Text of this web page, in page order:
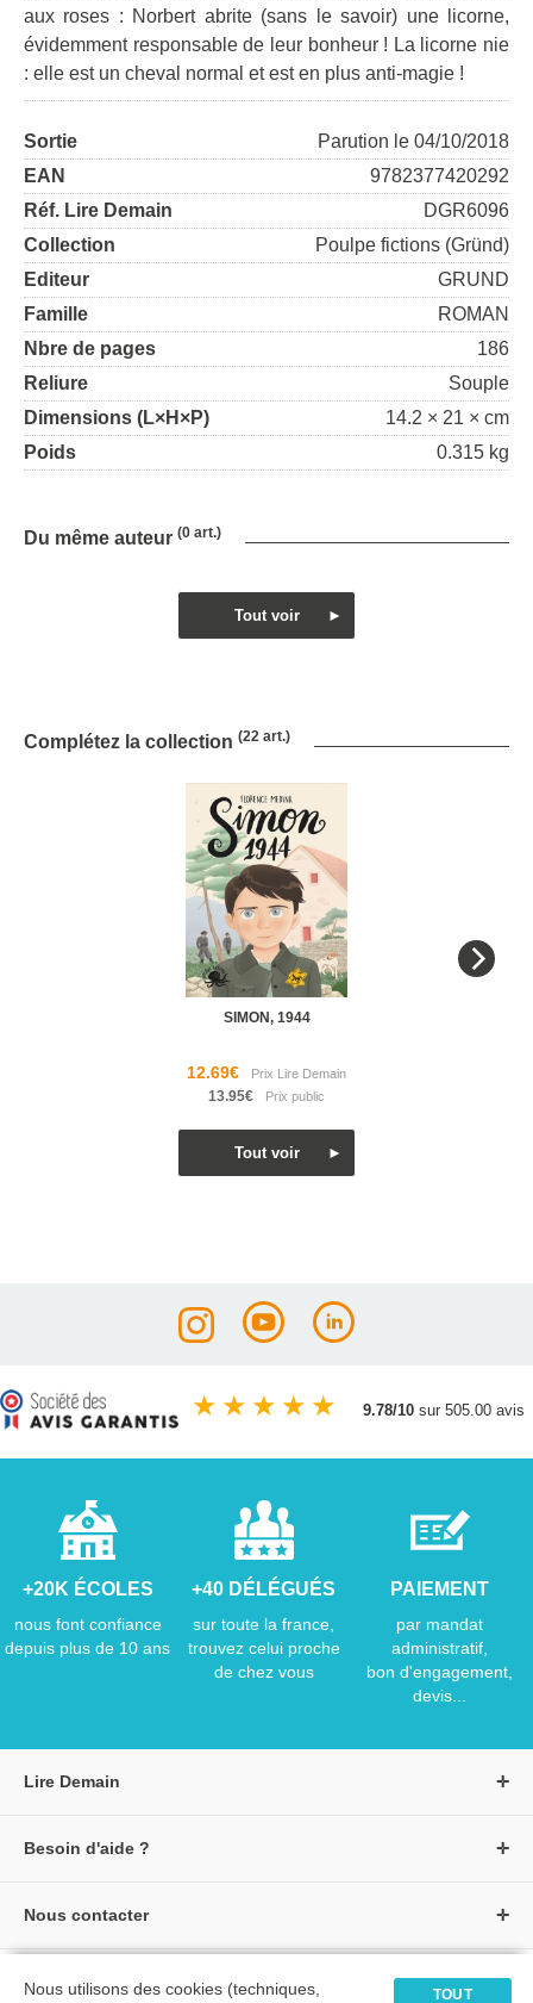
aux roses : Norbert abrite (sans le savoir) une licorne,
évidemment responsable de leur bonheur ! La licorne nie
: elle est un cheval normal et est en plus anti-magie !
Sortie
Parution le 04/10/2018
EAN
9782377420292
Réf. Lire Demain
DGR6096
Collection
Poulpe fictions (Gründ)
Editeur
GRUND
Famille
ROMAN
Nbre de pages
186
Reliure
Souple
Dimensions (L×H×P)
14.2 × 21 × cm
Poids
0.315 kg
Du même auteur (0 art.)
Complétez la collection (22 art.)
SIMON, 1944
12.69€
13.95€
★ ★ ★ ★ ★ 9.78/10 sur 505.00 avis
+20K ÉCOLES
nous font confiance
depuis plus de 10 ans
+40 DÉLÉGUÉS
sur toute la france,
trouvez celui proche
de chez vous
PAIEMENT
par mandat
administratif,
bon d'engagement,
devis...
Lire Demain
Créer un compte
★ Avis clients vérifiés
Besoin d'aide ?
Livraisons et retours
Nous contacter
Formulaire de contact
Siège social
Tous nos livres
Nous utilisons des cookies (techniques,
TOUT